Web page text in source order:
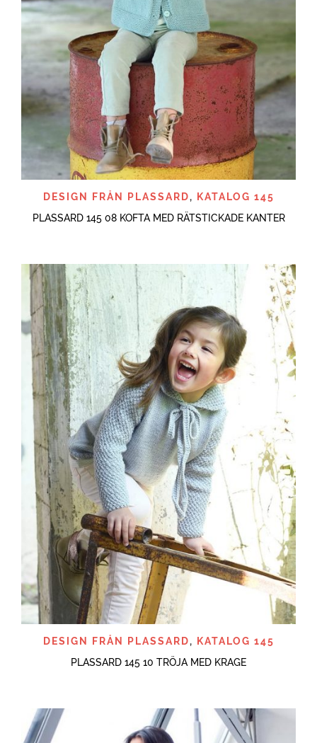
DESIGN FRÅN PLASSARD,
KATALOG 145
PLASSARD 145 08 KOFTA MED RÄTSTICKADE KANTER
DESIGN FRÅN PLASSARD,
KATALOG 145
PLASSARD 145 10 TRÖJA MED KRAGE